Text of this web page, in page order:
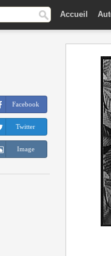
Accueil
Facebook
Twitter
Image